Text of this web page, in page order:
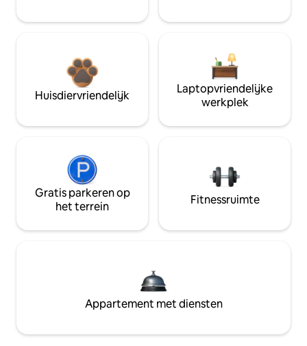
Huisdiervriendelijk
Laptopvriendelijke
werkplek
Gratis parkeren op
het terrein
Fitnessruimte
Appartement met diensten